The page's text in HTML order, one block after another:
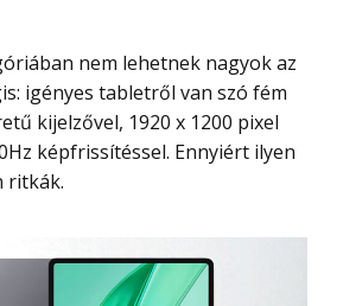
igényes tabletről van szó fém
kijelzővel, 1920 x 1200 pixel
képfrissítéssel. Ennyiért ilyen
ritkák.